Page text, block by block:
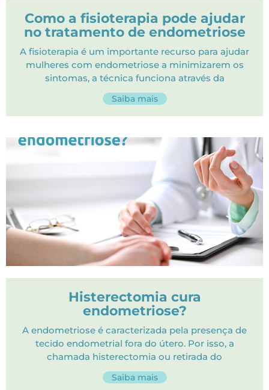
Como a fisioterapia pode ajudar
no tratamento de endometriose
A fisioterapia é um importante recurso para ajudar
mulheres com endometriose a minimizarem os
sintomas, a técnica funciona através da
Saiba mais
Histerectomia cura
endometriose?
A endometriose é caracterizada pela presença de
tecido endometrial fora do útero. Por isso, a
chamada histerectomia ou retirada do
Saiba mais